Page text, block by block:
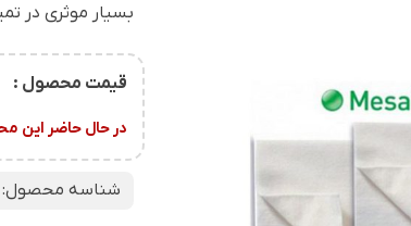
گن تزریق چربی و پروتز باسن
گن ژنیکوماستی سینه آقایان
گن
بسیار موثری در
قیمت محصول :
در حال حاضر این
شناسه محصول: